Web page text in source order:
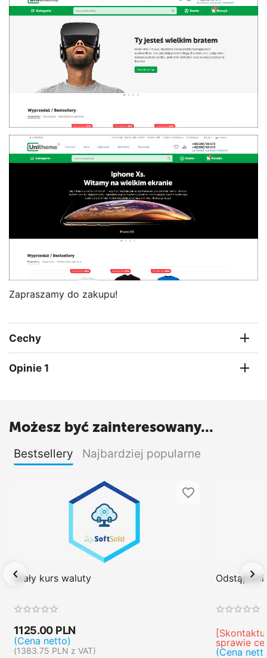
Zapraszamy do zakupu!
Cechy
Opinie 1
Możesz być zainteresowany...
Bestsellery Najbardziej popularne
Stały kurs waluty
1125.00 PLN
(Cena netto)
(1383.75 PLN z VAT)
sprawie
(Cena